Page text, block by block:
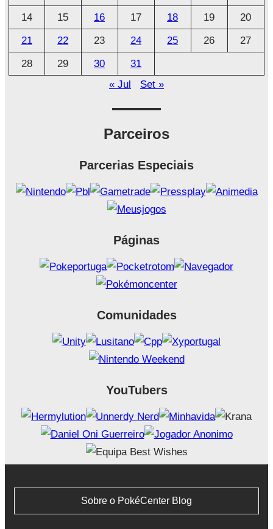
o
14
15 16 17 18 19
20
21
22 23 24 25 26
27
28
29 30
31
« Jul
Set »
Parceiros
Parcerias Especiais
Páginas
Comunidades
YouTubers
Sobre o PokéCenter Blog